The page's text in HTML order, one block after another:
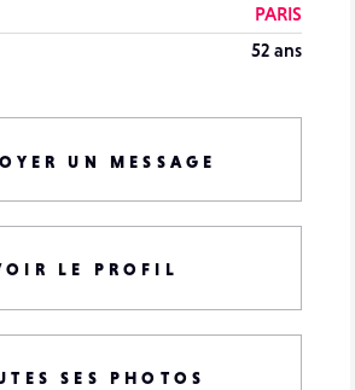
PARIS
52 ans
UN MESSAGE
LE PROFIL
SES PHOTOS